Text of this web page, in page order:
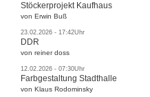
Stöckerprojekt Kaufhaus
von Erwin Buß
23.02.2026 - 17:42Uhr
DDR
von reiner doss
12.02.2026 - 07:30Uhr
Farbgestaltung Stadthalle
von Klaus Rodominsky